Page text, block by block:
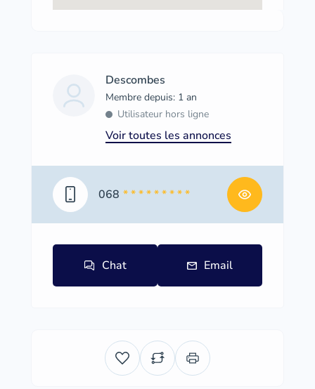
Descombes
Membre depuis: 1 an
Utilisateur hors ligne
Voir toutes les annonces
068 * * * * * * * * *
Chat Email